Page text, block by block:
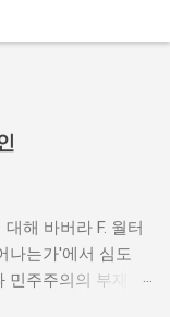
해 바버라 F. 월터
나는가'에서 심도
민주주의의 부재가